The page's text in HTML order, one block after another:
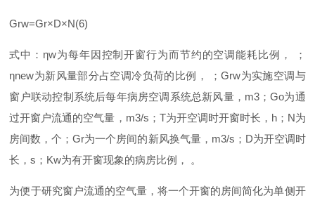
Grw=Gr×D×N(6)
式中 ： ηw为每年因控制开窗行为而节约的空调能耗比例 ，
；
ηnew为新风量部分占空调冷负荷的比例 ， ；Grw为实施空调与
窗户联动控制系统后每年病房空调系统总新风量， m3 ；Go为通
过开窗户流通的空气量 ， m3/s ； T为开空调时开窗时长 ， h； N为
房间数，个 ；Gr为一个房间的新风换气量， m3/s ； D为开空调时
长 ，s ； Kw为有开窗现象的病房比例 ， 。
为便于研究窗户流通的空气量，将一个开窗的房间简化为单侧开